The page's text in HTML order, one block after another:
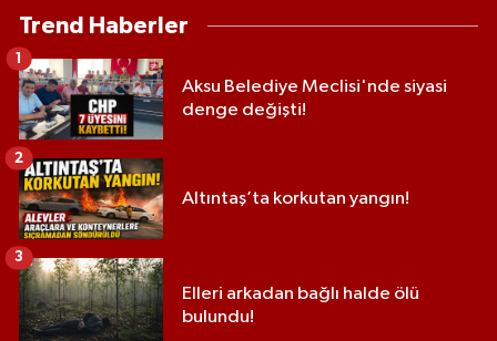
Trend Haberler
Aksu Belediye Meclisi'nde siyasi
denge değişti!
1
Altıntaş’ta korkutan yangın!
2
Elleri arkadan bağlı halde ölü
bulundu!
3